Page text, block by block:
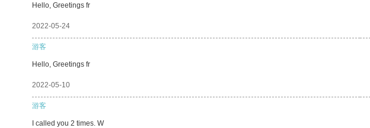
Hello, Greetings fr
2022-05-24
游客
Hello, Greetings fr
2022-05-10
游客
I called you 2 times. W